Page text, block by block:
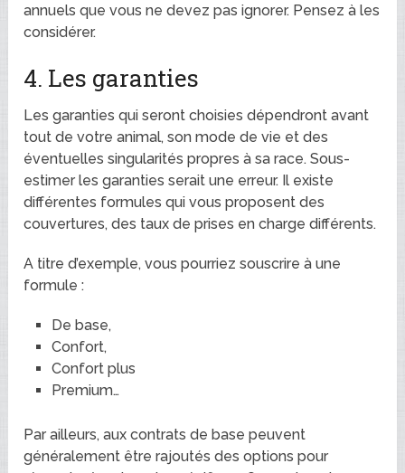
annuels que vous ne devez pas ignorer. Pensez à les
considérer.
4. Les garanties
Les garanties qui seront choisies dépendront avant
tout de votre animal, son mode de vie et des
éventuelles singularités propres à sa race. Sous-
estimer les garanties serait une erreur. Il existe
différentes formules qui vous proposent des
couvertures, des taux de prises en charge différents.
A titre d’exemple, vous pourriez souscrire à une
formule :
De base,
Confort,
Confort plus
Premium…
Par ailleurs, aux contrats de base peuvent
généralement être rajoutés des options pour